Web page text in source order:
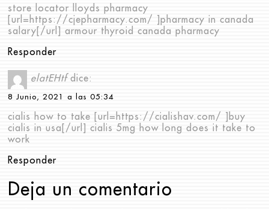
store locator lloyds pharmacy
[url=https://cjepharmacy.com/ ]pharmacy in canada
salary[/url] armour thyroid canada pharmacy
Responder
elatEHtf dice:
8 Junio, 2021 a las 05:34
cialis how to take [url=https://cialishav.com/ ]buy
cialis in usa[/url] cialis 5mg how long does it take to
work
Responder
Deja un comentario